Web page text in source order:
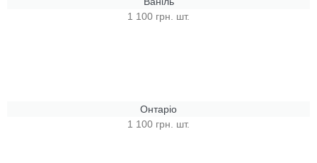
1 100 грн. шт.
Онтаріо
1 100 грн. шт.